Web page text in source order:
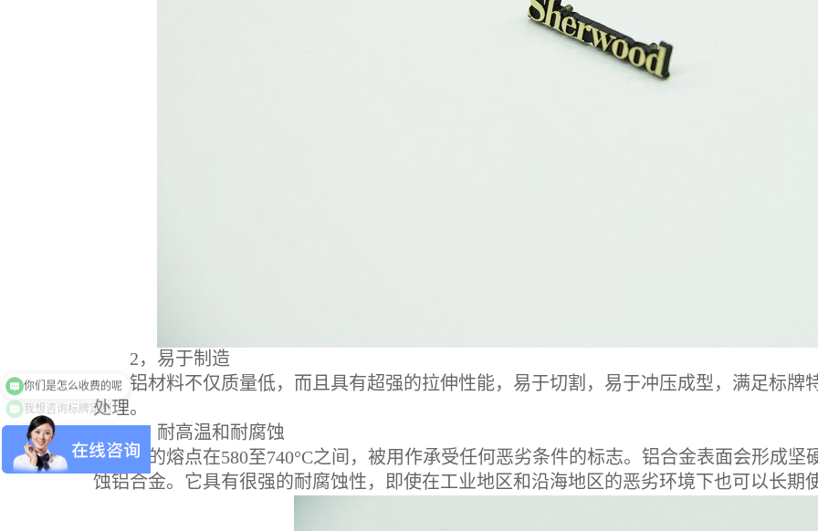
2，易于制造
铝材料不仅质量低，而且具有超强的拉伸性能，易于切割，易于冲压成型，满足标牌
处理。
3，耐高温和耐腐蚀
铝的熔点在580至740°C之间，被用作承受任何恶劣条件的标志。铝合金表面会形成坚
蚀铝合金。它具有很强的耐腐蚀性，即使在工业地区和沿海地区的恶劣环境下也可以长期
我想咨询标牌定制